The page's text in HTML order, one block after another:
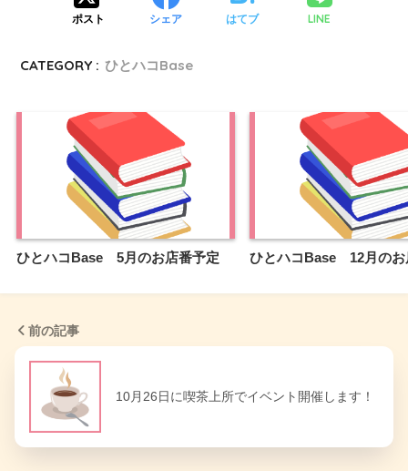
ポスト シェア はてブ LINE
CATEGORY : ひとハコBase
ひとハコBase 5月のお店番予定 ひとハコBase 12月のお
前の記事
10月26日に喫茶上所でイベント開催します！